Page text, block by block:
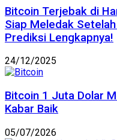
Bitcoin Terjebak di
Siap Meledak
Prediksi Lengkapnya!
24/12/2025
Bitcoin 1 Juta Dolar
Kabar Baik
05/07/2026